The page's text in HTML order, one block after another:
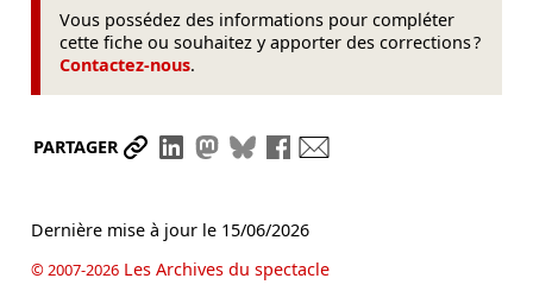
Vous possédez des informations pour compléter
cette fiche ou souhaitez y apporter des corrections ?
Contactez-nous.
PARTAGER Partager le lien
Partager sur LinkedIn
Partager sur Mastodon
Partager sur Bluesky
Partager sur Facebook
Dernière mise à jour le 15/06/2026
© 2007-2026Les Archives du spectacle